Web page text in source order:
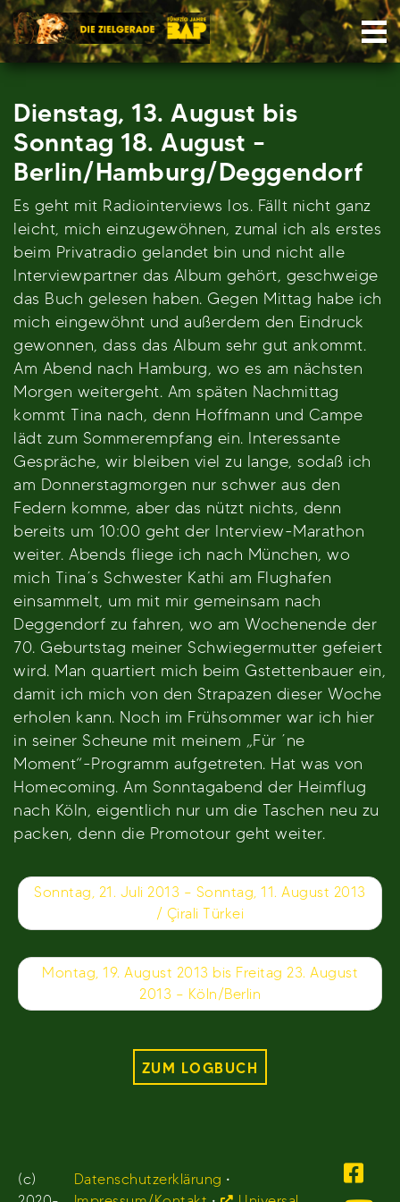
Skip
to
content
Dienstag, 13. August bis
Sonntag 18. August –
Berlin/Hamburg/Deggendorf
Es geht mit Radiointerviews los. Fällt nicht ganz
leicht, mich einzugewöhnen, zumal ich als erstes
beim Privatradio gelandet bin und nicht alle
Interviewpartner das Album gehört, geschweige
das Buch gelesen haben. Gegen Mittag habe ich
mich eingewöhnt und außerdem den Eindruck
gewonnen, dass das Album sehr gut ankommt.
Am Abend nach Hamburg, wo es am nächsten
Morgen weitergeht. Am späten Nachmittag
kommt Tina nach, denn Hoffmann und Campe
lädt zum Sommerempfang ein. Interessante
Gespräche, wir bleiben viel zu lange, sodaß ich
am Donnerstagmorgen nur schwer aus den
Federn komme, aber das nützt nichts, denn
bereits um 10:00 geht der Interview-Marathon
weiter. Abends fliege ich nach München, wo
mich Tina´s Schwester Kathi am Flughafen
einsammelt, um mit mir gemeinsam nach
Deggendorf zu fahren, wo am Wochenende der
70. Geburtstag meiner Schwiegermutter gefeiert
wird. Man quartiert mich beim Gstettenbauer ein,
damit ich mich von den Strapazen dieser Woche
erholen kann. Noch im Frühsommer war ich hier
in seiner Scheune mit meinem „Für ´ne
Moment“-Programm aufgetreten. Hat was von
Homecoming. Am Sonntagabend der Heimflug
nach Köln, eigentlich nur um die Taschen neu zu
packen, denn die Promotour geht weiter.
Beitragsnavigation
Sonntag, 21. Juli 2013 – Sonntag, 11. August 2013
/ Çirali Türkei
Montag, 19. August 2013 bis Freitag 23. August
2013 – Köln/Berlin
ZUM LOGBUCH
(c)
Datenschutzerklärung •